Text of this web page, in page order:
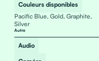
Couleurs disponibles
Pacific Blue, Gold, Graphite,
Silver
Autre
Audio